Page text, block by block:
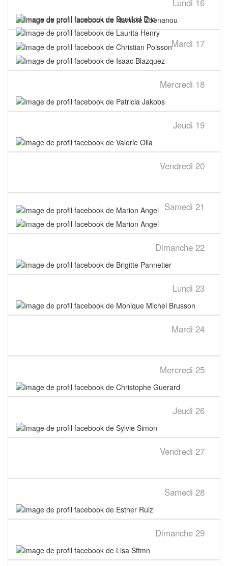
Lundi 16
Mardi 17
Mercredi 18
Jeudi 19
Vendredi 20
Samedi 21
Dimanche 22
Lundi 23
Mardi 24
Mercredi 25
Jeudi 26
Vendredi 27
Samedi 28
Dimanche 29